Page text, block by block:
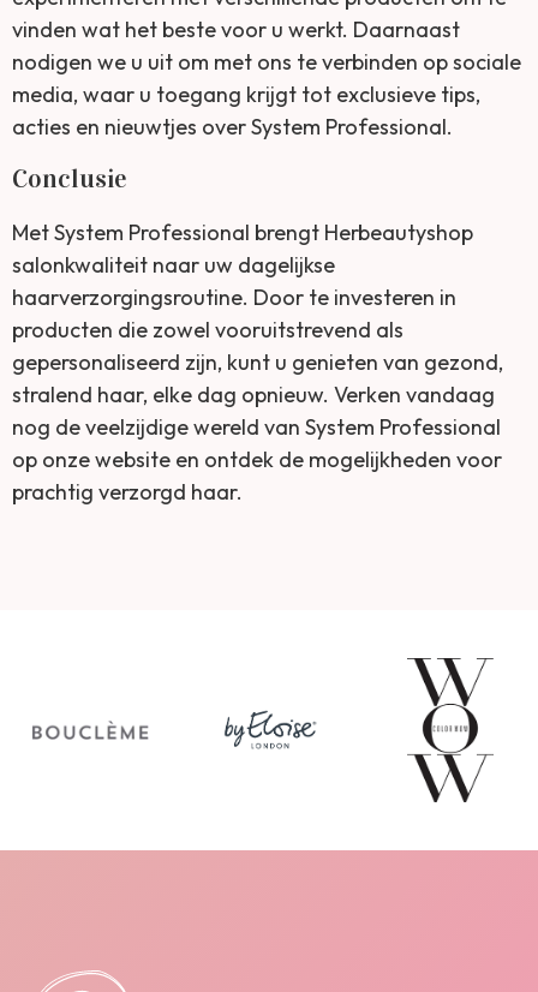
vinden wat het beste voor u werkt. Daarnaast
nodigen we u uit om met ons te verbinden op sociale
media, waar u toegang krijgt tot exclusieve tips,
acties en nieuwtjes over System Professional.
Conclusie
Met System Professional brengt Herbeautyshop
salonkwaliteit naar uw dagelijkse
haarverzorgingsroutine. Door te investeren in
producten die zowel vooruitstrevend als
gepersonaliseerd zijn, kunt u genieten van gezond,
stralend haar, elke dag opnieuw. Verken vandaag
nog de veelzijdige wereld van System Professional
op onze website en ontdek de mogelijkheden voor
prachtig verzorgd haar.